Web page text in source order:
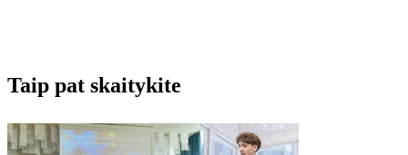
Taip pat skaitykite